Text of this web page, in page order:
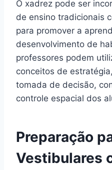
O xadrez pode ser
de ensino tradicionais
para promover a
desenvolvimento de
professores podem
conceitos de
tomada de decisão,
controle espacial dos
Preparação
Vestibulares